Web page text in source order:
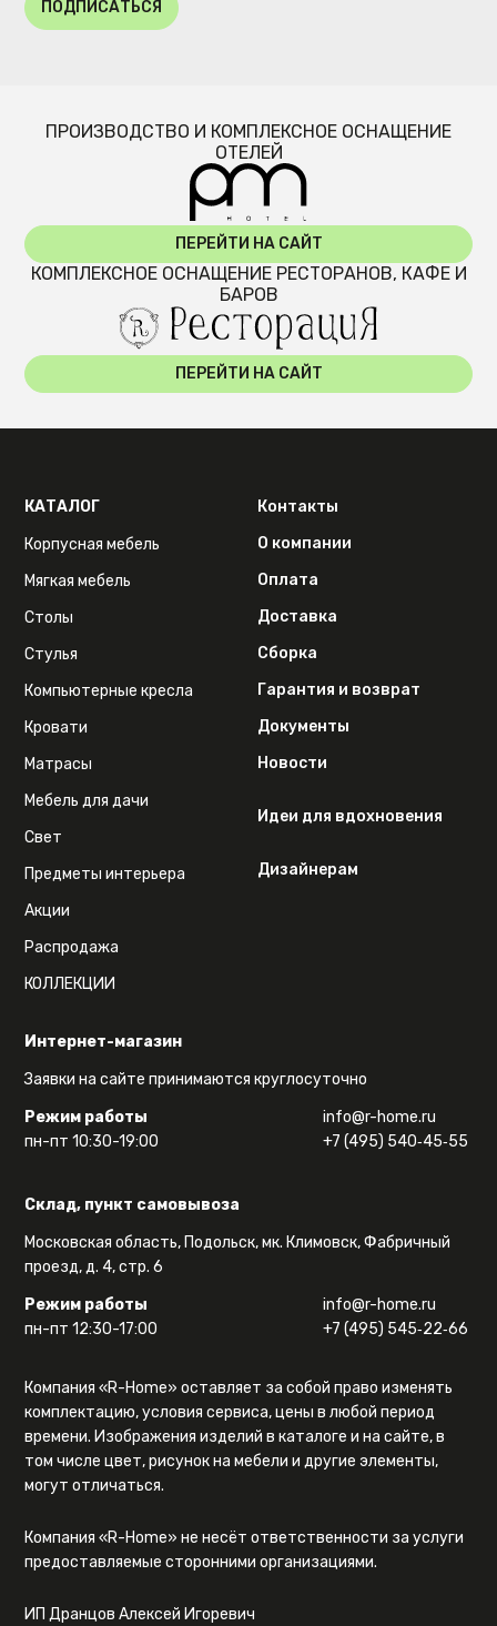
ПОДПИСАТЬСЯ
ПРОИЗВОДСТВО И КОМПЛЕКСНОЕ ОСНАЩЕНИЕ
ОТЕЛЕЙ
ПЕРЕЙТИ НА САЙТ
КОМПЛЕКСНОЕ ОСНАЩЕНИЕ РЕСТОРАНОВ, КАФЕ И
БАРОВ
ПЕРЕЙТИ НА САЙТ
Интернет-магазин
Заявки на сайте принимаются круглосуточно
Режим работы
пн-пт 10:30-19:00
info@r-home.ru
+7 (495) 540‑45‑55
Склад, пункт самовывоза
Московская область, Подольск, мк. Климовск, Фабричный
проезд, д. 4, стр. 6
Режим работы
пн-пт 12:30-17:00
info@r-home.ru
+7 (495) 545‑22‑66
КАТАЛОГ
Корпусная мебель
Мягкая мебель
Столы
Стулья
Компьютерные кресла
Кровати
Матрасы
Мебель для дачи
Свет
Предметы интерьера
Акции
Распродажа
КОЛЛЕКЦИИ
Контакты
О компании
Оплата
Доставка
Сборка
Гарантия и возврат
Документы
Новости
Идеи для вдохновения
Дизайнерам
Компания «R-Home» оставляет за собой право изменять
комплектацию, условия сервиса, цены в любой период
времени. Изображения изделий в каталоге и на сайте, в
том числе цвет, рисунок на мебели и другие элементы,
могут отличаться.
Компания «R-Home» не несёт ответственности за услуги
предоставляемые сторонними организациями.
ИП Дранцов Алексей Игоревич